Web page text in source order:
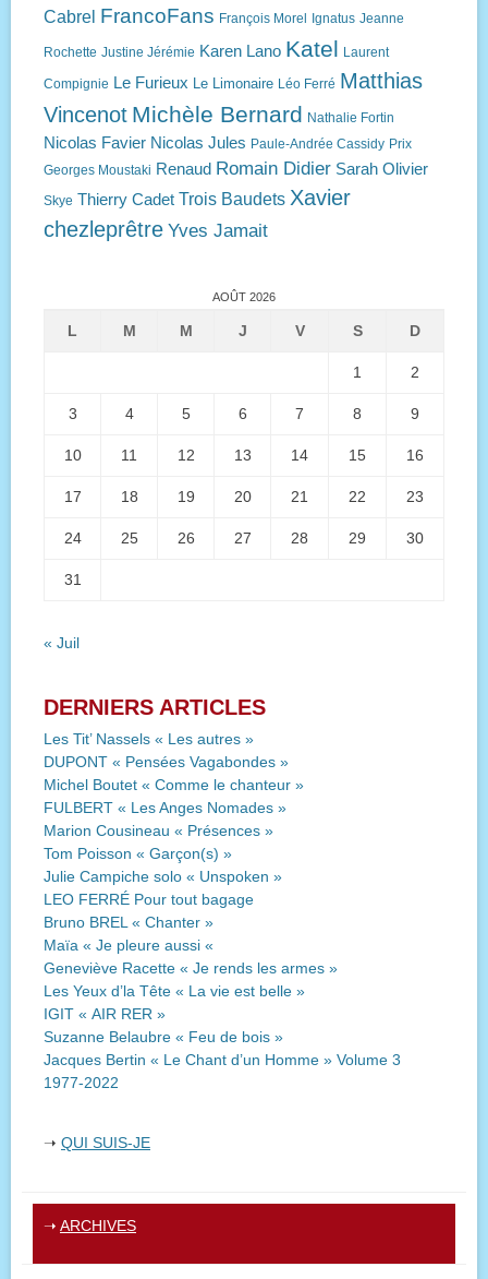
Cabrel FrancoFans François Morel Ignatus Jeanne
Rochette Justine Jérémie Karen Lano Katel Laurent
Compignie Le Furieux Le Limonaire Léo Ferré Matthias
Vincenot Michèle Bernard Nathalie Fortin
Nicolas Favier Nicolas Jules Paule-Andrée Cassidy Prix
Georges Moustaki Renaud Romain Didier Sarah Olivier
Skye Thierry Cadet Trois Baudets Xavier
chezleprêtre Yves Jamait
AOÛT 2026
L M M J V S D
1 2
3 4 5 6 7 8 9
10 11 12 13 14 15 16
17 18 19 20 21 22 23
24 25 26 27 28 29 30
31
« Juil
DERNIERS ARTICLES
Les Tit’ Nassels « Les autres »
DUPONT « Pensées Vagabondes »
Michel Boutet « Comme le chanteur »
FULBERT « Les Anges Nomades »
Marion Cousineau « Présences »
Tom Poisson « Garçon(s) »
Julie Campiche solo « Unspoken »
LEO FERRÉ Pour tout bagage
Bruno BREL « Chanter »
Maïa « Je pleure aussi «
Geneviève Racette « Je rends les armes »
Les Yeux d’la Tête « La vie est belle »
IGIT « AIR RER »
Suzanne Belaubre « Feu de bois »
Jacques Bertin « Le Chant d’un Homme » Volume 3
1977-2022
➝ QUI SUIS-JE
➝ ARCHIVES